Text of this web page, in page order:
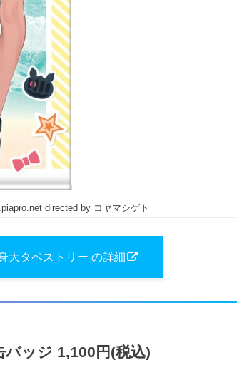
directed by コヤマシゲト
大タペストリー の詳細
ッジ 1,100円(税込)